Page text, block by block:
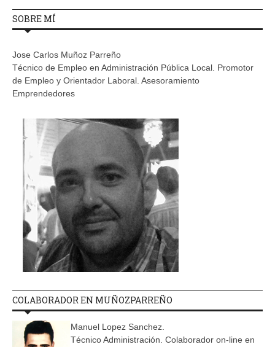
SOBRE MÍ
Jose Carlos Muñoz Parreño
Técnico de Empleo en Administración Pública Local. Promotor
de Empleo y Orientador Laboral. Asesoramiento
Emprendedores
COLABORADOR EN MUÑOZPARREÑO
Manuel Lopez Sanchez.
Técnico Administración. Colaborador on-line en